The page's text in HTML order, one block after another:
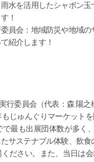
水を活用したシャボン
！
員会：地域防災や地域
紹介します！
行委員会（代表：森 陽之
じゅんぐりマーケット
最も出展団体数が多く
サステナブル体験、飲
ださい。また、当日は